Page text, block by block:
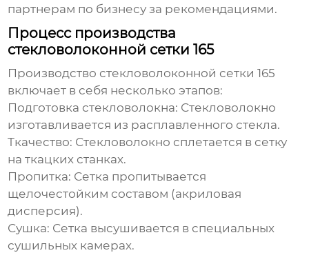
партнерам по бизнесу за рекомендациями.
Процесс производства
стекловолоконной сетки 165
Производство стекловолоконной сетки 165
включает в себя несколько этапов:
Подготовка стекловолокна: Стекловолокно
изготавливается из расплавленного стекла.
Ткачество: Стекловолокно сплетается в сетку
на ткацких станках.
Пропитка: Сетка пропитывается
щелочестойким составом (акриловая
дисперсия).
Сушка: Сетка высушивается в специальных
сушильных камерах.